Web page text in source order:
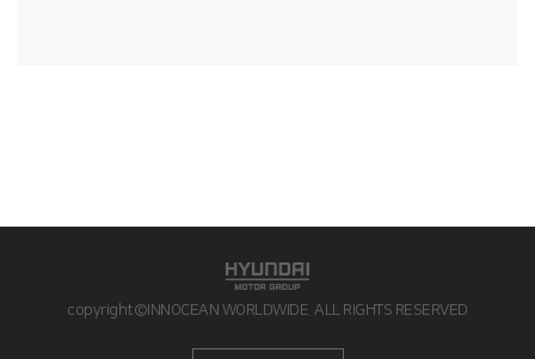
copyright©INNOCEAN WORLDWIDE. ALL RIGHTS RESERVED